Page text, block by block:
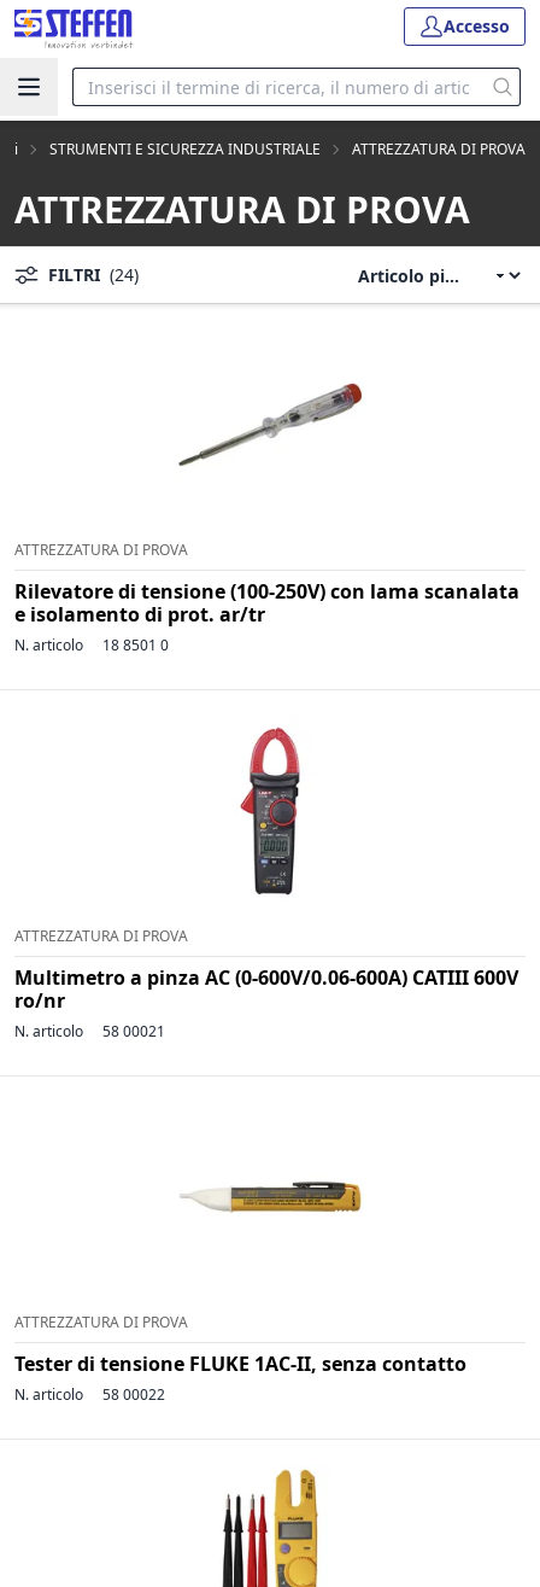
Accesso
STRUMENTI E SICUREZZA INDUSTRIALE ATTREZZATURA DI PROVA
ATTREZZATURA DI PROVA
FILTRI (24)
ATTREZZATURA DI PROVA
Rilevatore di tensione (100-250V) con lama scanalata
e isolamento di prot. ar/tr
N. articolo 18 8501 0
ATTREZZATURA DI PROVA
Multimetro a pinza AC (0-600V/0.06-600A) CATIII 600V
ro/nr
N. articolo 58 00021
ATTREZZATURA DI PROVA
Tester di tensione FLUKE 1AC-II, senza contatto
N. articolo 58 00022